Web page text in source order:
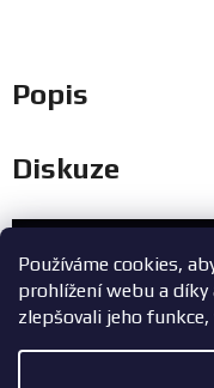
Používáme cookies,
prohlížení webu a
zlepšovali jeho
Popis
Diskuze